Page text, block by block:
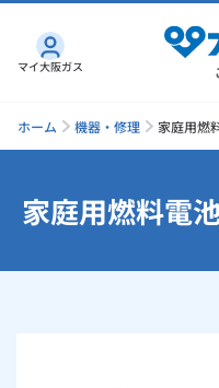
ガス・電気
マイ大阪ガス
ホーム 機器・修理 家庭用燃
家庭用燃料電